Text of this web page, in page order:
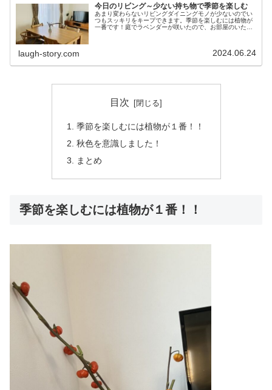
今日のリビング～少ない持ち物で季節を楽しむ
あまり変わらないリビングダイニングモノが少ないのでい
つもスッキリをキープできます。季節を楽しむには植物が
一番です！庭でラベンダーが咲いたので、お部屋のいたる
laugh-story.com 2024.06.24
目次
季節を楽しむには植物が１番！！
秋色を意識しました！
まとめ
季節を楽しむには植物が１番！！